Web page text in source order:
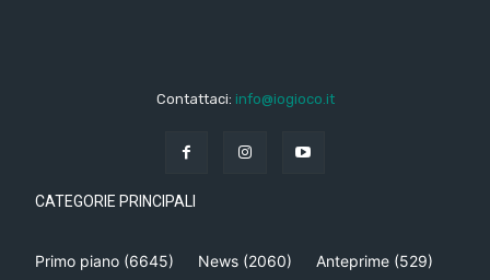
Contattaci: info@iogioco.it
CATEGORIE PRINCIPALI
Primo piano (6645) News (2060) Anteprime (529)